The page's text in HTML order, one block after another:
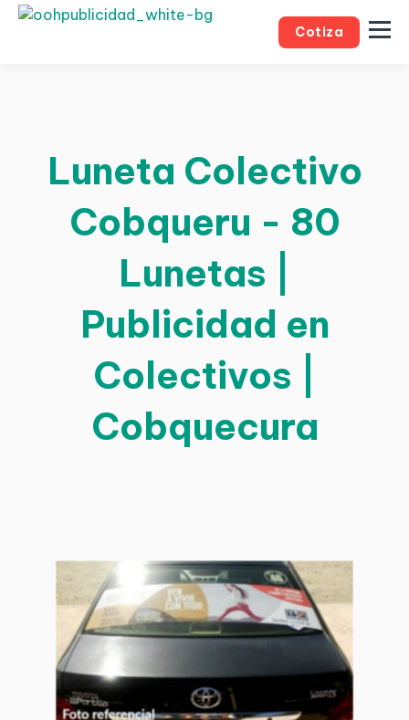
Cotiza
Luneta Colectivo
Cobqueru - 80
Lunetas |
Publicidad en
Colectivos |
Cobquecura